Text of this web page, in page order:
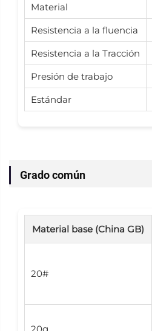
Material
Resistencia a la fluencia
Resistencia a la Tracción
Presión de trabajo
Estándar
Grado común
Material base (China GB)
20#
20g